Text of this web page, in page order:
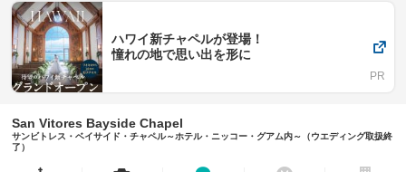
ハワイ新チャペルが登場！
憧れの地で思い出を形に
San Vitores Bayside Chapel
サンビトレス・ベイサイド・チャペル～ホテル・ニッコー・グアム内～（ウエディング取扱終
了）